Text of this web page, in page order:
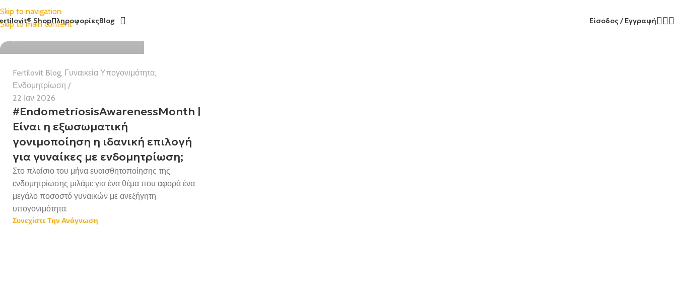
Skip to navigation
Skip to main content
ShopΠληροφορίεςBlog Είσοδος / Εγγραφή
Χαρούλα Μπιλάλη BSc MMedSc
Fertilovit Blog, Γυναικεία Υπογονιμότητα,
Ενδομητρίωση
22 Ιαν 2026
#EndometriosisAwarenessMonth |
Είναι η εξωσωματική
γονιμοποίηση η ιδανική επιλογή
για γυναίκες με ενδομητρίωση;
Στο πλαίσιο του μήνα ευαισθητοποίησης της
ενδομητρίωσης μιλάμε για ένα θέμα που αφορά ένα
μεγάλο ποσοστό γυναικών με ανεξήγητη
υπογονιμότητα.
Συνεχίστε Την Ανάγνωση